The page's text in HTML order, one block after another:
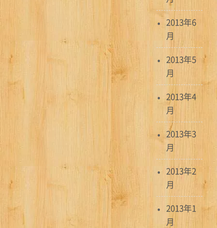
2013年6
月
2013年5
月
2013年4
月
2013年3
月
2013年2
月
2013年1
月